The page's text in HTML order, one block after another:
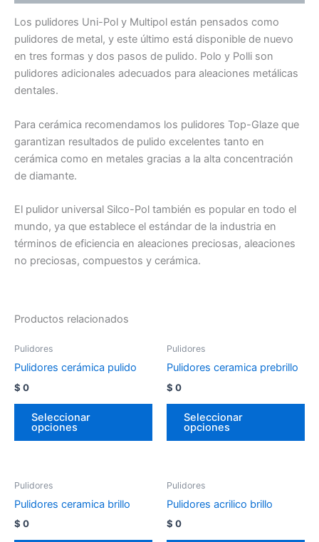
Los pulidores Uni-Pol y Multipol están pensados ​​como
pulidores de metal, y este último está disponible de nuevo
en tres formas y dos pasos de pulido. Polo y Polli son
pulidores adicionales adecuados para aleaciones metálicas
dentales.
Para cerámica recomendamos los pulidores Top-Glaze que
garantizan resultados de pulido excelentes tanto en
cerámica como en metales gracias a la alta concentración
de diamante.
El pulidor universal Silco-Pol también es popular en todo el
mundo, ya que establece el estándar de la industria en
términos de eficiencia en aleaciones preciosas, aleaciones
no preciosas, compuestos y cerámica.
Productos relacionados
Pulidores
Pulidores cerámica pulido
$ 0
Seleccionar
opciones
Pulidores
Pulidores ceramica prebrillo
$ 0
Seleccionar
opciones
Pulidores
Pulidores ceramica brillo
$ 0
Pulidores
Pulidores acrilico brillo
$ 0